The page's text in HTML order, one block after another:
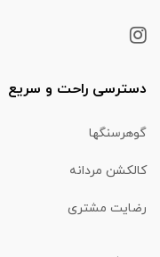
دسترسی راحت و سریع
گوهرسنگها
کالکشن مردانه
رضایت مشتری